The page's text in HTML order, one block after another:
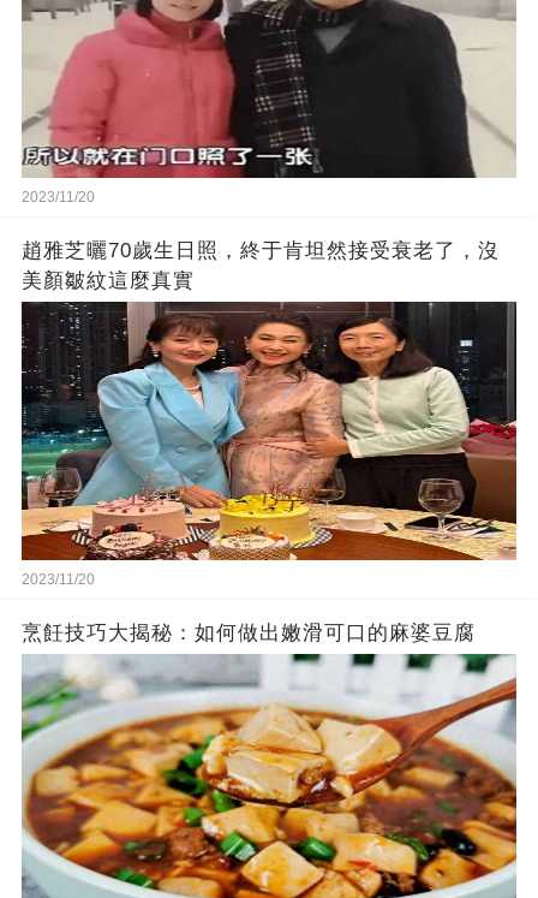
2023/11/20
趙雅芝曬70歲生日照，終于肯坦然接受衰老了，沒
美顏皺紋這麼真實
2023/11/20
烹飪技巧大揭秘：如何做出嫩滑可口的麻婆豆腐